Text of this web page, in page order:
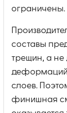
ограничены.
составы
трещин, а
деформаций
слоев.
финишная